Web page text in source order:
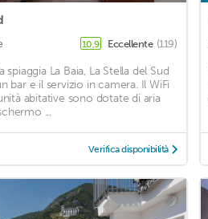
10,9 Eccellente (119)
spiaggia La Baia, La Stella del Sud
bar e il servizio in camera. Il WiFi
abitative sono dotate di aria
...
Verifica disponibilità